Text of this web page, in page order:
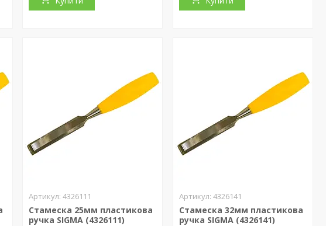
4326111
Стамеска 25мм пластикова
ручка SIGMA (4326111)
4326141
Стамеска 32мм пластикова
ручка SIGMA (4326141)